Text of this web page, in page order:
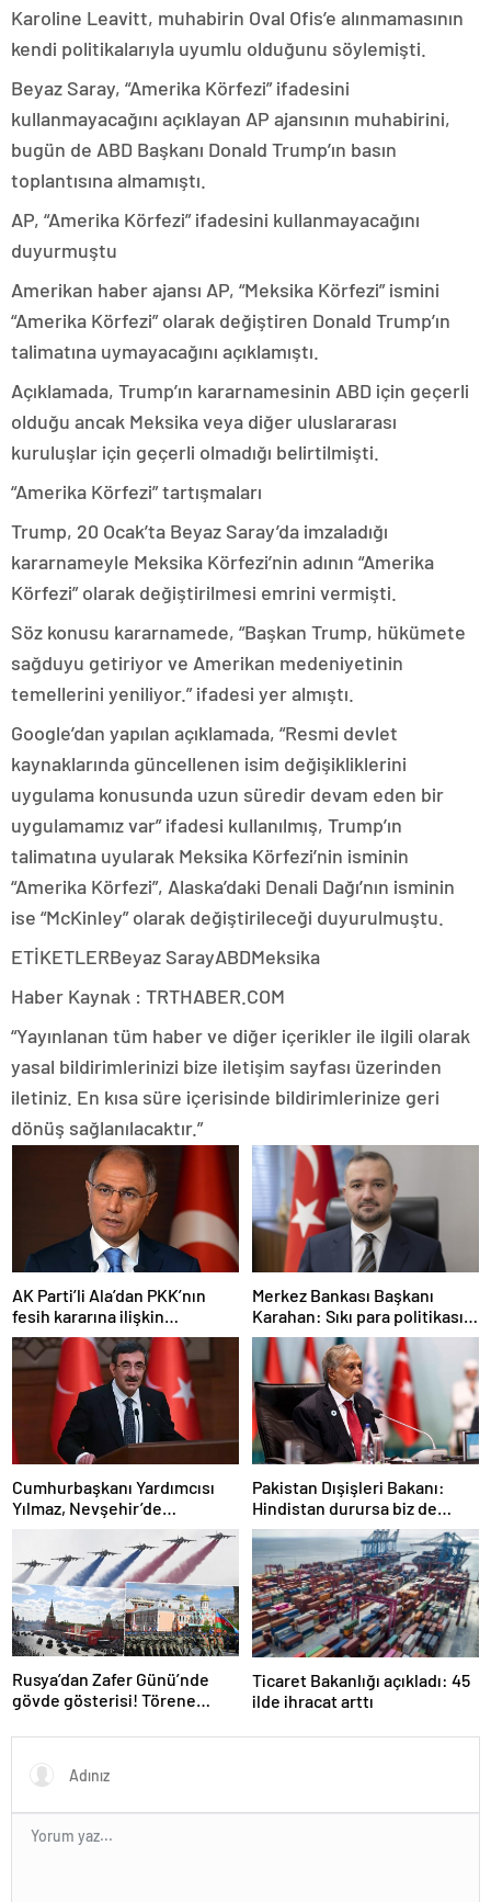
Karoline Leavitt, muhabirin Oval Ofis’e alınmamasının
kendi politikalarıyla uyumlu olduğunu söylemişti.
Beyaz Saray, “Amerika Körfezi” ifadesini
kullanmayacağını açıklayan AP ajansının muhabirini,
bugün de ABD Başkanı Donald Trump’ın basın
toplantısına almamıştı.
AP, “Amerika Körfezi” ifadesini kullanmayacağını
duyurmuştu
Amerikan haber ajansı AP, “Meksika Körfezi” ismini
“Amerika Körfezi” olarak değiştiren Donald Trump’ın
talimatına uymayacağını açıklamıştı.
Açıklamada, Trump’ın kararnamesinin ABD için geçerli
olduğu ancak Meksika veya diğer uluslararası
kuruluşlar için geçerli olmadığı belirtilmişti.
“Amerika Körfezi” tartışmaları
Trump, 20 Ocak’ta Beyaz Saray’da imzaladığı
kararnameyle Meksika Körfezi’nin adının “Amerika
Körfezi” olarak değiştirilmesi emrini vermişti.
Söz konusu kararnamede, “Başkan Trump, hükümete
sağduyu getiriyor ve Amerikan medeniyetinin
temellerini yeniliyor.” ifadesi yer almıştı.
Google’dan yapılan açıklamada, “Resmi devlet
kaynaklarında güncellenen isim değişikliklerini
uygulama konusunda uzun süredir devam eden bir
uygulamamız var” ifadesi kullanılmış, Trump’ın
talimatına uyularak Meksika Körfezi’nin isminin
“Amerika Körfezi”, Alaska’daki Denali Dağı’nın isminin
ise “McKinley” olarak değiştirileceği duyurulmuştu.
ETİKETLERBeyaz SarayABDMeksika
Haber Kaynak : TRTHABER.COM
“Yayınlanan tüm haber ve diğer içerikler ile ilgili olarak
yasal bildirimlerinizi bize iletişim sayfası üzerinden
iletiniz. En kısa süre içerisinde bildirimlerinize geri
dönüş sağlanılacaktır.”
AK Parti’li Ala’dan PKK’nın
fesih kararına ilişkin
açıklama: Pazarlık söz konusu
değildir
Merkez Bankası Başkanı
Karahan: Sıkı para politikası
duruşumuz sürecek
Cumhurbaşkanı Yardımcısı
Yılmaz, Nevşehir’de
temaslarda bulundu! ‘Hiç
kimsenin tereddütü olmasın’
Pakistan Dışişleri Bakanı:
Hindistan durursa biz de
duracağız
Rusya’dan Zafer Günü’nde
gövde gösterisi! Törene
Ticaret Bakanlığı açıkladı: 45
ilde ihracat arttı